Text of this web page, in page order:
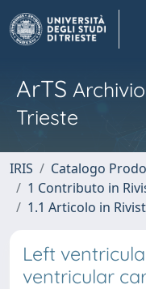
ArTS
Trieste
IRIS
Catalogo
1 Contributo in
1.1 Articolo in
Left
ventricular